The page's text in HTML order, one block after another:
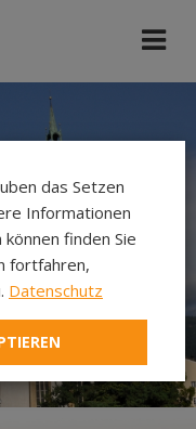
das Setzen
Informationen
finden Sie
fortfahren,
Datenschutz